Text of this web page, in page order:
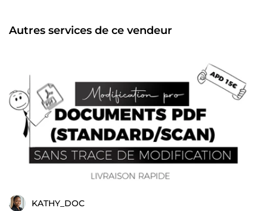
Word et Excel pour créer, structurer et automatiser vos
documents : ✔️ Mise en page professionnelle (rapports, CV,
et efficaces 🎨 Design graphique &amp; supports visuels
Avec Photoshop et InDesign, je conçois des visuels
modernes et professionnels : ✔️ Flyers, brochures,
catalogues ✔️ Présentations visuelles soignées ✔️ Mise en
page éditoriale de qualité 📊 Organisation &amp; gestion
financière Grâce à ma formation en gestion et comptabilité
: ✔️ Création de documents financiers clairs ✔️ Suivi de
budgets et tableaux de gestion ✔️ Structuration de
données pour une meilleure prise de décision 🚀 Un
accompagnement complet Que ce soit pour améliorer vos
visuels professionnels, je vous aide à gagner du temps et
en efficacité avec des solutions concrètes. 💡 Un besoin
Autres services de ce vendeur
KATHY_DOC